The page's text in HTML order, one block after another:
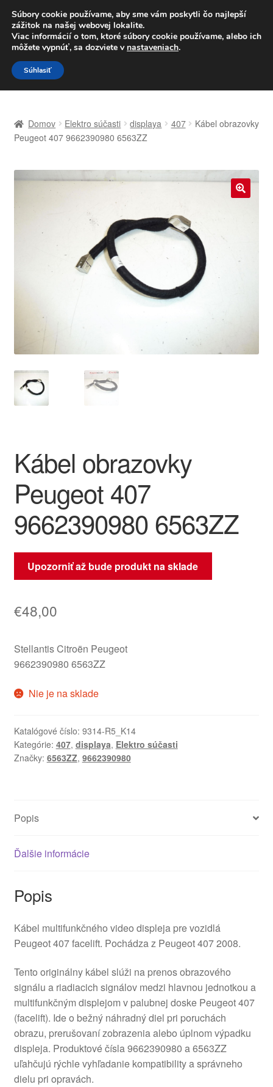
DOPRAVA od 6 EUR
Po–Pi 09:00–16:00 233 221 276
Preskočiť
na
navigáciu
Preskočiť
na
obsah
Celosvetová preprava
Môj účet
Obchodné podmienky
Platby
Reklamace
Reklamačný poriadok
Domov Elektro súčasti displaya 407
Kábel obrazovky
Peugeot 407 9662390980 6563ZZ
Kábel obrazovky
Peugeot 407
9662390980 6563ZZ
Upozorniť až bude produkt na sklade
€48,00
Stellantis Citroën Peugeot
9662390980 6563ZZ
Nie je na sklade
Katalógové číslo: 9314-R5_K14
Kategórie: 407, displaya, Elektro súčasti
Značky: 6563ZZ, 9662390980
Popis
Ďalšie informácie
Popis
Kábel multifunkčného video displeja pre vozidlá
Peugeot 407 facelift. Pochádza z Peugeot 407 2008.
Tento originálny kábel slúži na prenos obrazového
signálu a riadiacich signálov medzi hlavnou jednotkou a
multifunkčným displejom v palubnej doske Peugeot 407
(facelift). Ide o bežný náhradný diel pri poruchách
obrazu, prerušovaní zobrazenia alebo úplnom výpadku
displeja. Produktové čísla 9662390980 a 6563ZZ
uľahčujú rýchle vyhľadanie kompatibility a správneho
dielu pri opravách.
Súbory cookie používame, aby sme vám poskytli čo najlepší
zážitok na našej webovej lokalite.
Viac informácií o tom, ktoré súbory cookie používame, alebo ich
môžete vypnúť, sa dozviete v nastaveniach.
Súhlasiť